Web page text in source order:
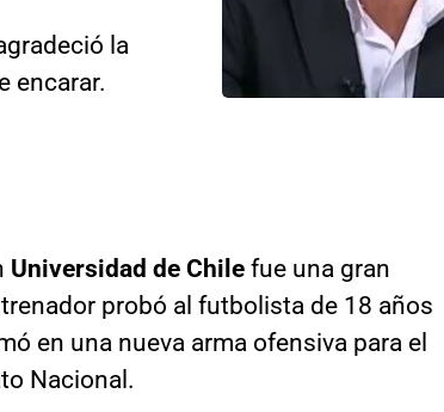
la
encarar.
Universidad de Chile fue una gran
probó al futbolista de 18 años
en una nueva arma ofensiva para el
Nacional.